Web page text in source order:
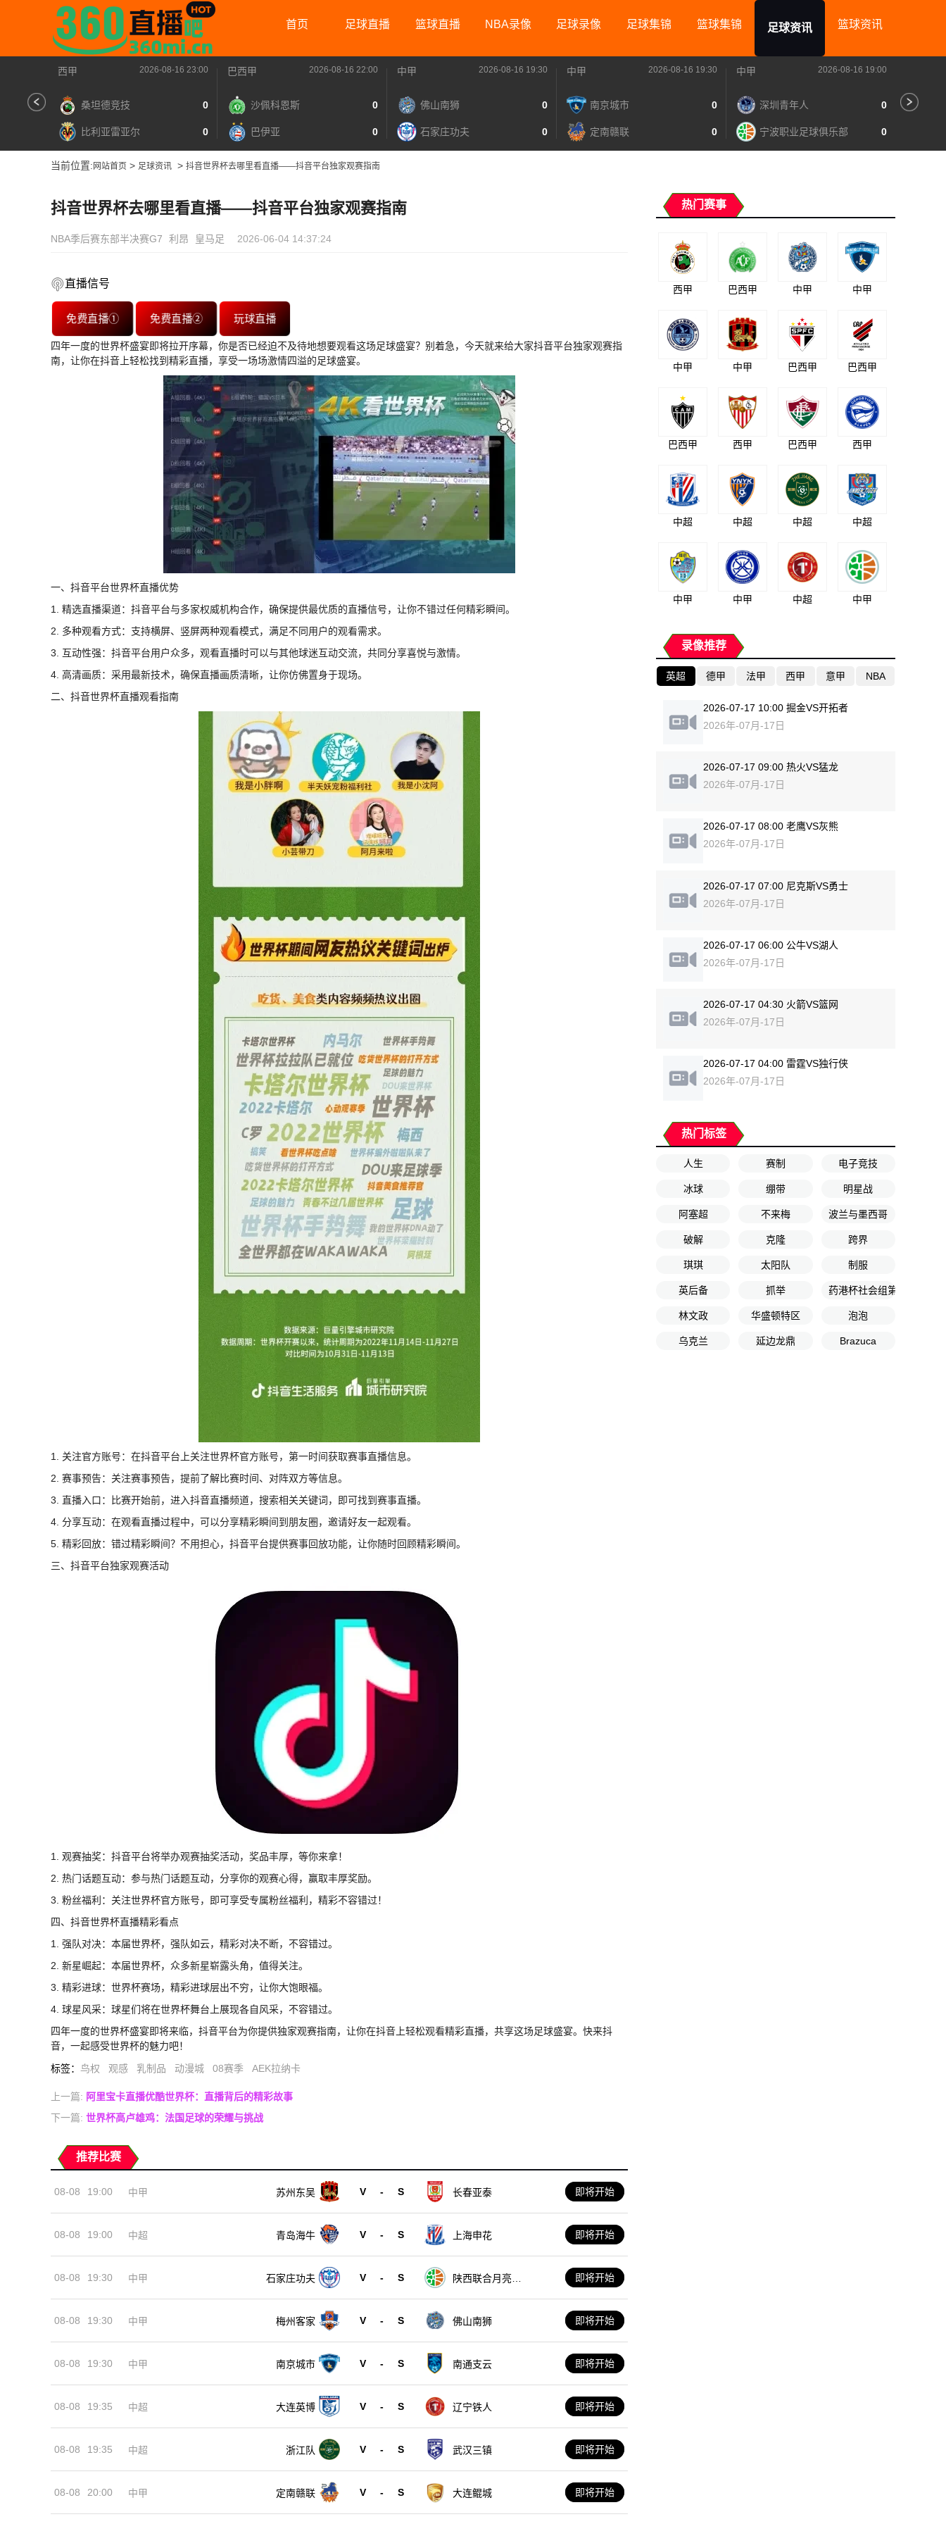
首页 足球直播 篮球直播 NBA录像 足球录像 足球集锦 篮球集锦 足球资讯 篮球资讯
西甲 2026-08-16 23:00
桑坦德竞技 0
比利亚雷亚尔 0
巴西甲 2026-08-16 22:00
沙佩科恩斯 0
巴伊亚 0
中甲 2026-08-16 19:30
佛山南狮 0
石家庄功夫 0
中甲 2026-08-16 19:30
南京城市 0
定南赣联 0
中甲 2026-08-16 19:00
深圳青年人 0
宁波职业足球俱乐部 0
当前位置: 网站首页 > 足球资讯 > 抖音世界杯去哪里看直播——抖音平台独家观赛指南
抖音世界杯去哪里看直播——抖音平台独家观赛指南
NBA季后赛东部半决赛G7 利昂 皇马足 2026-06-04 14:37:24
直播信号
免费直播① 免费直播② 玩球直播
四年一度的世界杯盛宴即将拉开序幕，你是否已经迫不及待地想要观看这场足球盛宴？别着急，今天就来给大家抖音平台独家观赛指
南，让你在抖音上轻松找到精彩直播，享受一场场激情四溢的足球盛宴。
一、抖音平台世界杯直播优势
1. 精选直播渠道：抖音平台与多家权威机构合作，确保提供最优质的直播信号，让你不错过任何精彩瞬间。
2. 多种观看方式：支持横屏、竖屏两种观看模式，满足不同用户的观看需求。
3. 互动性强：抖音平台用户众多，观看直播时可以与其他球迷互动交流，共同分享喜悦与激情。
4. 高清画质：采用最新技术，确保直播画质清晰，让你仿佛置身于现场。
二、抖音世界杯直播观看指南
1. 关注官方账号：在抖音平台上关注世界杯官方账号，第一时间获取赛事直播信息。
2. 赛事预告：关注赛事预告，提前了解比赛时间、对阵双方等信息。
3. 直播入口：比赛开始前，进入抖音直播频道，搜索相关关键词，即可找到赛事直播。
4. 分享互动：在观看直播过程中，可以分享精彩瞬间到朋友圈，邀请好友一起观看。
5. 精彩回放：错过精彩瞬间？不用担心，抖音平台提供赛事回放功能，让你随时回顾精彩瞬间。
三、抖音平台独家观赛活动
1. 观赛抽奖：抖音平台将举办观赛抽奖活动，奖品丰厚，等你来拿！
2. 热门话题互动：参与热门话题互动，分享你的观赛心得，赢取丰厚奖励。
3. 粉丝福利：关注世界杯官方账号，即可享受专属粉丝福利，精彩不容错过！
四、抖音世界杯直播精彩看点
1. 强队对决：本届世界杯，强队如云，精彩对决不断，不容错过。
2. 新星崛起：本届世界杯，众多新星崭露头角，值得关注。
3. 精彩进球：世界杯赛场，精彩进球层出不穷，让你大饱眼福。
4. 球星风采：球星们将在世界杯舞台上展现各自风采，不容错过。
四年一度的世界杯盛宴即将来临，抖音平台为你提供独家观赛指南，让你在抖音上轻松观看精彩直播，共享这场足球盛宴。快来抖
音，一起感受世界杯的魅力吧！
标签： 鸟权 观感 乳制品 动漫城 08赛季 AEK拉纳卡
上一篇: 阿里宝卡直播优酷世界杯：直播背后的精彩故事
下一篇: 世界杯高卢雄鸡：法国足球的荣耀与挑战
推荐比赛
08-08 19:00 中甲 苏州东吴 V - S 长春亚泰 即将开始
08-08 19:00 中超 青岛海牛 V - S 上海申花 即将开始
08-08 19:30 中甲 石家庄功夫 V - S
陕西联合月亮泊
即将开始
08-08 19:30 中甲 梅州客家 V - S 佛山南狮 即将开始
08-08 19:30 中甲 南京城市 V - S 南通支云 即将开始
08-08 19:35 中超 大连英博 V - S 辽宁铁人 即将开始
08-08 19:35 中超 浙江队 V - S 武汉三镇 即将开始
08-08 20:00 中甲 定南赣联 V - S 大连鲲城 即将开始
热门赛事
西甲 巴西甲 中甲 中甲
中甲 中甲 巴西甲 巴西甲
巴西甲 西甲 巴西甲 西甲
中超 中超 中超 中超
中甲 中甲 中超 中甲
录像推荐
英超 德甲 法甲 西甲 意甲 NBA
2026-07-17 10:00 掘金VS开拓者
2026年-07月-17日
2026-07-17 09:00 热火VS猛龙
2026年-07月-17日
2026-07-17 08:00 老鹰VS灰熊
2026年-07月-17日
2026-07-17 07:00 尼克斯VS勇士
2026年-07月-17日
2026-07-17 06:00 公牛VS湖人
2026年-07月-17日
2026-07-17 04:30 火箭VS篮网
2026年-07月-17日
2026-07-17 04:00 雷霆VS独行侠
2026年-07月-17日
热门标签
人生 赛制 电子竞技
冰球 绷带 明星战
阿塞超 不来梅 波兰与墨西哥
破解 克隆 跨界
琪琪 太阳队 制服
英后备 抓举 药港杯社会组第1轮
林文政 华盛顿特区 泡泡
乌克兰 延边龙鼎 Brazuca